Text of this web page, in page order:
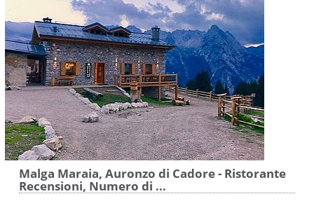
Malga Maraia, Auronzo di Cadore - Ristorante
Recensioni, Numero di ...